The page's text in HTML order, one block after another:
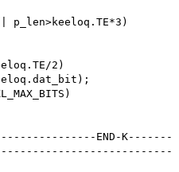
2)
END-K-------